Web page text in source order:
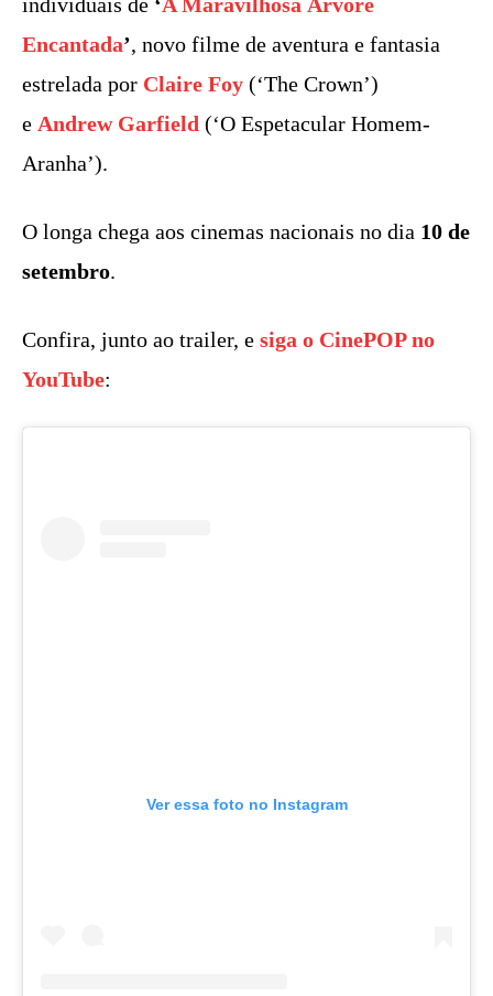
Encantada’, novo filme de aventura e fantasia
estrelada por Claire Foy (‘The Crown’)
e Andrew Garfield (‘O Espetacular Homem-
Aranha’).
O longa chega aos cinemas nacionais no dia 10 de
setembro.
Confira, junto ao trailer, e siga o CinePOP no
YouTube:
Ver essa foto no Instagram